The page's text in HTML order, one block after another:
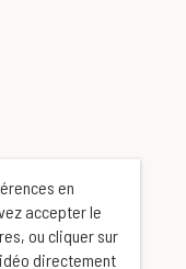
en
accepter le
ou cliquer sur
directement